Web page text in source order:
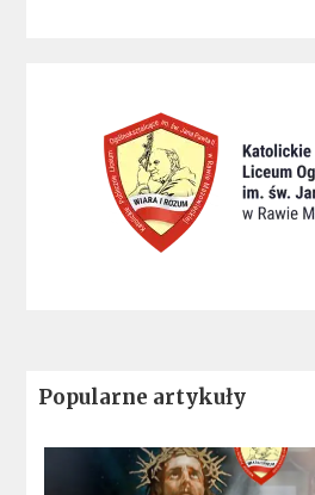
Popularne artykuły